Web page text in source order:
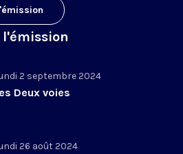
2 septembre 2024
Deux voies
26 août 2024